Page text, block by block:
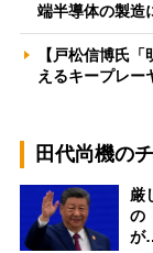
端半導体の製
【戸松信博氏
えるキープレ
田代尚機の
厳
の
が